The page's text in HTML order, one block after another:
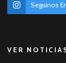
Seguinos
VER